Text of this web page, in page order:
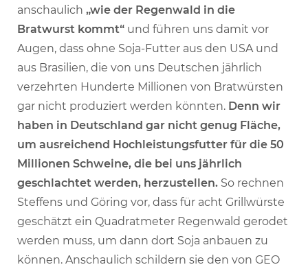
anschaulich „wie der Regenwald in die
Bratwurst kommt“ und führen uns damit vor
Augen, dass ohne Soja-Futter aus den USA und
aus Brasilien, die von uns Deutschen jährlich
verzehrten Hunderte Millionen von Bratwürsten
gar nicht produziert werden könnten. Denn wir
haben in Deutschland gar nicht genug Fläche,
um ausreichend Hochleistungsfutter für die 50
Millionen Schweine, die bei uns jährlich
geschlachtet werden, herzustellen. So rechnen
Steffens und Göring vor, dass für acht Grillwürste
geschätzt ein Quadratmeter Regenwald gerodet
werden muss, um dann dort Soja anbauen zu
können. Anschaulich schildern sie den von GEO